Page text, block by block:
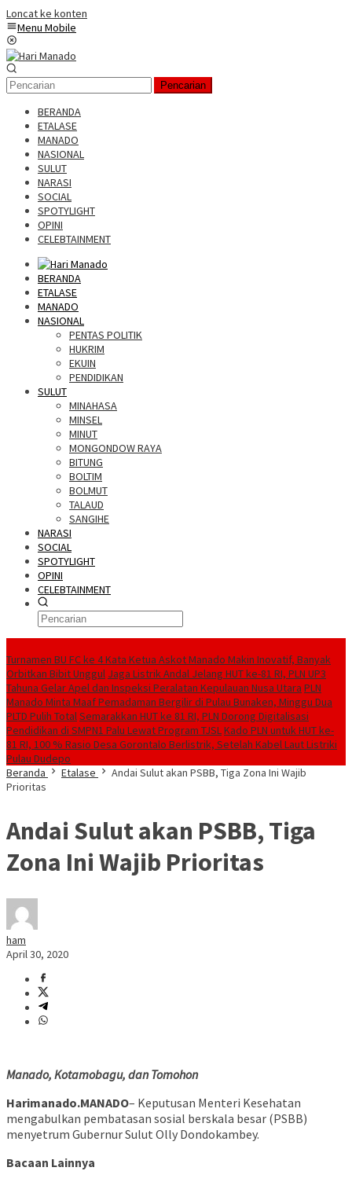
Loncat ke konten
Menu Mobile
Pencarian
BERANDA
ETALASE
MANADO
NASIONAL
SULUT
NARASI
SOCIAL
SPOTYLIGHT
OPINI
CELEBTAINMENT
BERANDA
ETALASE
MANADO
NASIONAL
PENTAS POLITIK
HUKRIM
EKUIN
PENDIDIKAN
SULUT
MINAHASA
MINSEL
MINUT
MONGONDOW RAYA
BITUNG
BOLTIM
BOLMUT
TALAUD
SANGIHE
NARASI
SOCIAL
SPOTYLIGHT
OPINI
CELEBTAINMENT
Turnamen BU FC ke 4 Kata Ketua Askot Manado Makin Inovatif, Banyak
Orbitkan Bibit Unggul Jaga Listrik Andal Jelang HUT ke-81 RI, PLN UP3
Tahuna Gelar Apel dan Inspeksi Peralatan Kepulauan Nusa Utara PLN
Manado Minta Maaf Pemadaman Bergilir di Pulau Bunaken, Minggu Dua
PLTD Pulih TotalSemarakkan HUT ke 81 RI, PLN Dorong Digitalisasi
Pendidikan di SMPN1 Palu Lewat Program TJSLKado PLN untuk HUT ke-
81 RI, 100 % Rasio Desa Gorontalo Berlistrik, Setelah Kabel Laut Listriki
Pulau Dudepo
Beranda
Etalase
Andai Sulut akan PSBB, Tiga Zona Ini Wajib
Prioritas
Andai Sulut akan PSBB, Tiga
Zona Ini Wajib Prioritas
ham
April 30, 2020
Manado, Kotamobagu, dan Tomohon
Harimanado.MANADO– Keputusan Menteri Kesehatan
mengabulkan pembatasan sosial berskala besar (PSBB)
menyetrum Gubernur Sulut Olly Dondokambey.
Bacaan Lainnya